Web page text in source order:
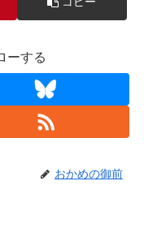
ーする
おかめの御前